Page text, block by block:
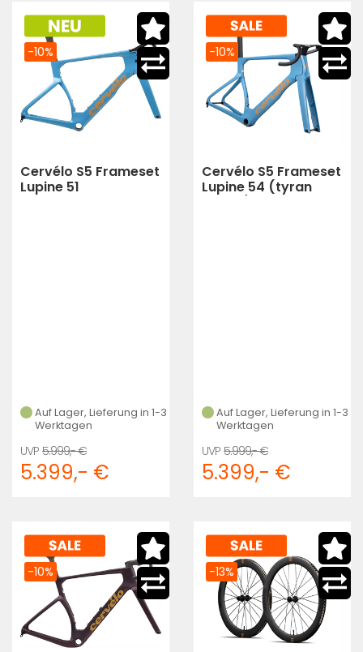
Cervélo S5 Frameset
Lupine 51
Auf Lager, Lieferung in 1-3
Werktagen
-10%
5.999,- €
5.399,- €
Cervélo S5 Frameset
Lupine 54 (tyran
Auf Lager, Lieferung in 1-3
Werktagen
-10%
5.999,- €
5.399,- €
-10% -13%